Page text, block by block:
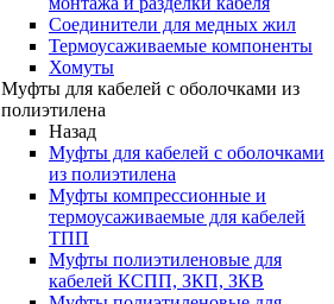
Соединители для медных жил
Термоусаживаемые компоненты
Хомуты
Муфты для кабелей с оболочками из
полиэтилена
Назад
Муфты для кабелей с оболочками
из полиэтилена
Муфты компрессионные и
термоусаживаемые для кабелей
ТПП
Муфты полиэтиленовые для
кабелей КСПП, ЗКП, ЗКВ